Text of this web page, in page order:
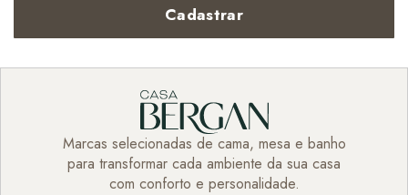
Cadastrar
Marcas selecionadas de cama, mesa e banho
para transformar cada ambiente da sua casa
com conforto e personalidade.